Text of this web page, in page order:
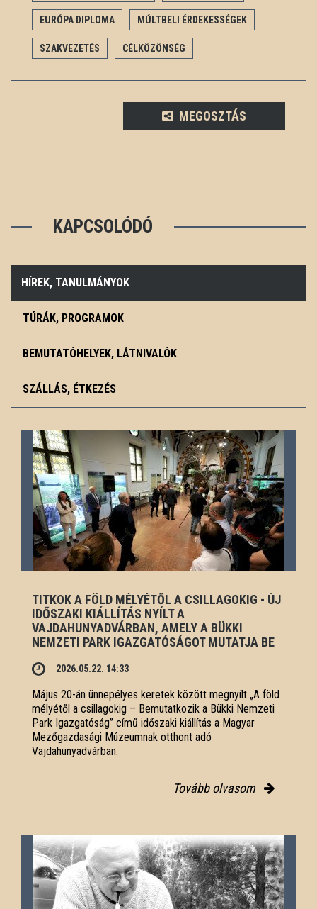
EURÓPA DIPLOMA MÚLTBELI ÉRDEKESSÉGEK
SZAKVEZETÉS CÉLKÖZÖNSÉG
MEGOSZTÁS
KAPCSOLÓDÓ
HÍREK, TANULMÁNYOK
TÚRÁK, PROGRAMOK
BEMUTATÓHELYEK, LÁTNIVALÓK
SZÁLLÁS, ÉTKEZÉS
TITKOK A FÖLD MÉLYÉTŐL A CSILLAGOKIG - ÚJ
IDŐSZAKI KIÁLLÍTÁS NYÍLT A
VAJDAHUNYADVÁRBAN, AMELY A BÜKKI
NEMZETI PARK IGAZGATÓSÁGOT MUTATJA BE
2026.05.22. 14:33
Május 20-án ünnepélyes keretek között megnyílt „A föld
mélyétől a csillagokig – Bemutatkozik a Bükki Nemzeti
Park Igazgatóság” című időszaki kiállítás a Magyar
Mezőgazdasági Múzeumnak otthont adó
Vajdahunyadvárban.
Tovább olvasom